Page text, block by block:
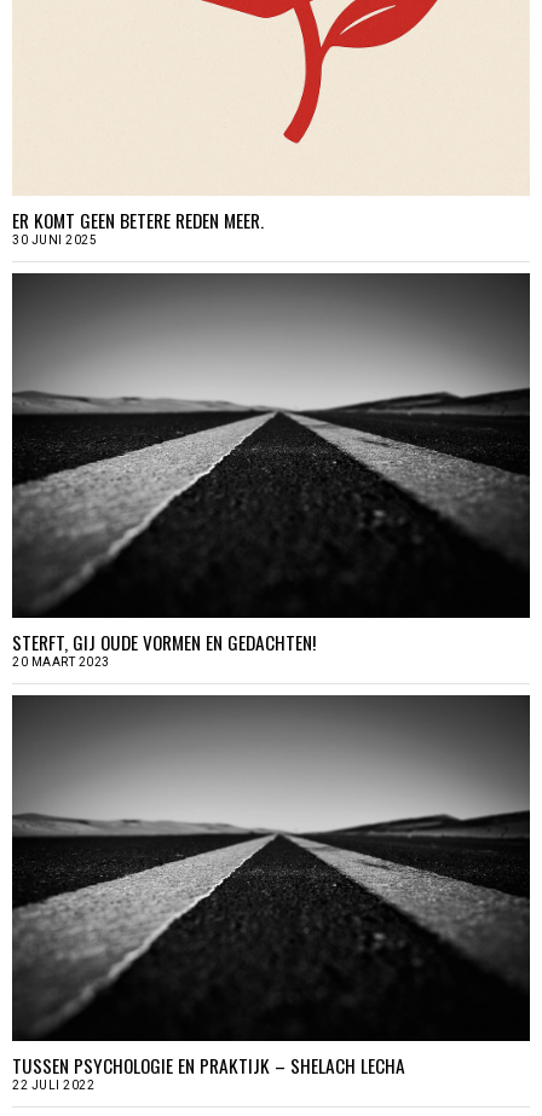
ER KOMT GEEN BETERE REDEN MEER.
30 JUNI 2025
STERFT, GIJ OUDE VORMEN EN GEDACHTEN!
20 MAART 2023
TUSSEN PSYCHOLOGIE EN PRAKTIJK – SHELACH LECHA
22 JULI 2022